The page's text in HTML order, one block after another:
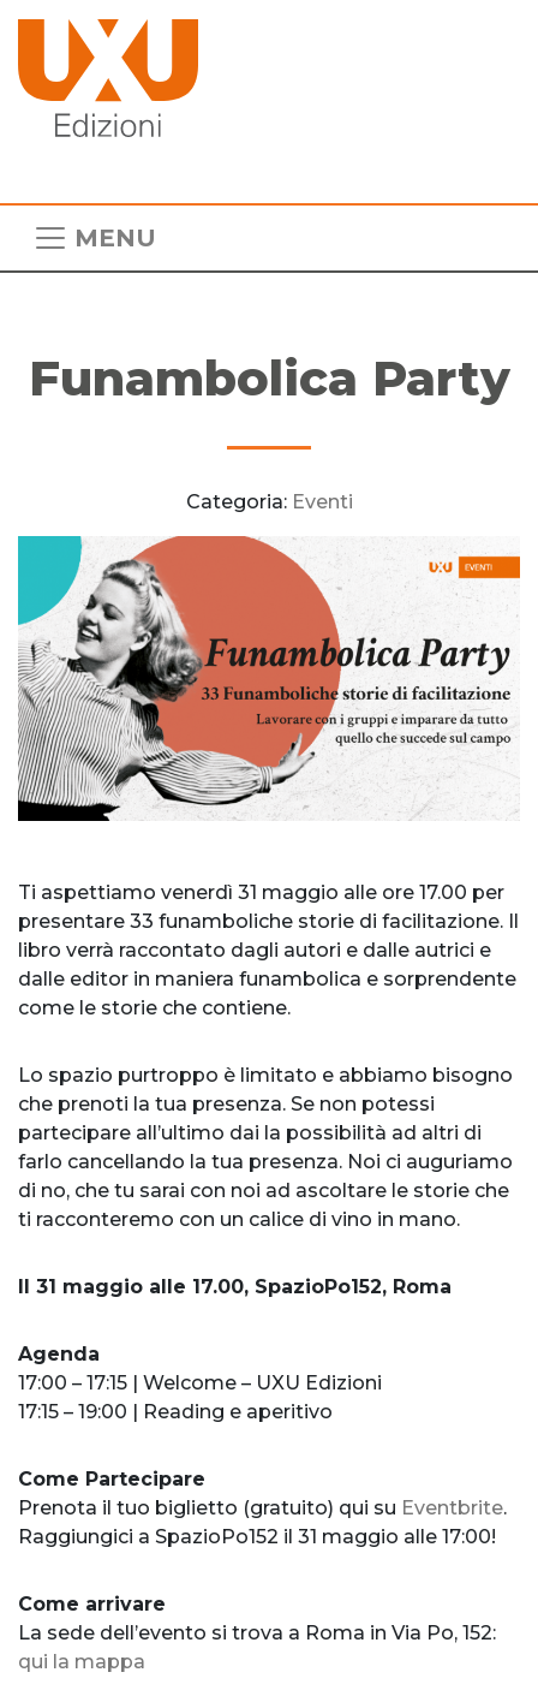
MENU
Funambolica Party
Categoria: Eventi
Ti aspettiamo venerdì 31 maggio alle ore 17.00 per
presentare 33 funamboliche storie di facilitazione. Il
libro verrà raccontato dagli autori e dalle autrici e
dalle editor in maniera funambolica e sorprendente
come le storie che contiene.
Lo spazio purtroppo è limitato e abbiamo bisogno
che prenoti la tua presenza. Se non potessi
partecipare all’ultimo dai la possibilità ad altri di
farlo cancellando la tua presenza. Noi ci auguriamo
di no, che tu sarai con noi ad ascoltare le storie che
ti racconteremo con un calice di vino in mano.
Il 31 maggio alle 17.00, SpazioPo152, Roma
Agenda
17:00 – 17:15 | Welcome – UXU Edizioni
17:15 – 19:00 | Reading e aperitivo
Come Partecipare
Prenota il tuo biglietto (gratuito) qui su Eventbrite.
Raggiungici a SpazioPo152 il 31 maggio alle 17:00!
Come arrivare
La sede dell’evento si trova a Roma in Via Po, 152:
qui la mappa